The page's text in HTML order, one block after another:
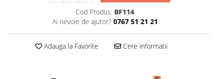
Cod Produs: BF114
Ai nevoie de ajutor? 0767 51 21 21
Adauga la Favorite Cere informatii